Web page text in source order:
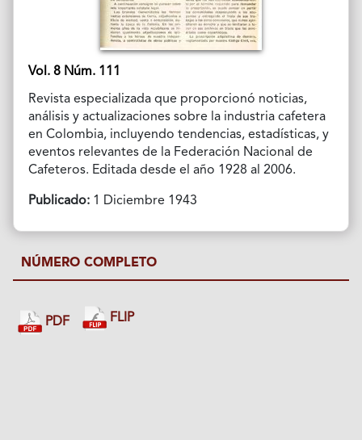
Vol. 8 Núm. 111
Revista especializada que proporcionó noticias,
análisis y actualizaciones sobre la industria cafetera
en Colombia, incluyendo tendencias, estadísticas, y
eventos relevantes de la Federación Nacional de
Cafeteros. Editada desde el año 1928 al 2006.
Publicado:1 Diciembre 1943
NÚMERO COMPLETO
PDF FLIP